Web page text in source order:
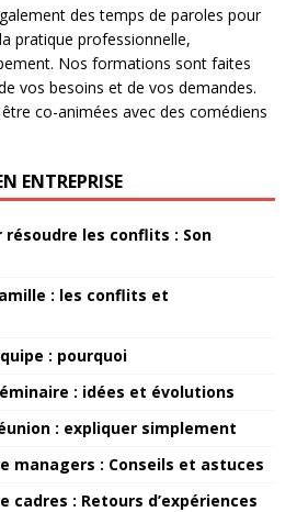
des temps de paroles pour
pratique professionnelle,
Nos formations sont faites
vos besoins et de vos demandes.
co-animées avec des comédiens
ENTREPRISE
les conflits : Son
: les conflits et
: pourquoi
: idées et évolutions
: expliquer simplement
managers : Conseils et astuces
cadres : Retours d’expériences